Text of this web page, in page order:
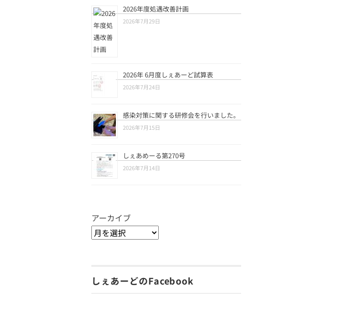
2026年度処遇改善計画
2026年7月29日
2026年 6月度しぇあーど試算表
2026年7月24日
感染対策に関する研修会を行いました。
2026年7月15日
しぇあめーる第270号
2026年7月14日
アーカイブ
しぇあーどのFacebook